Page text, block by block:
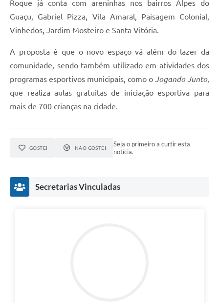
PPA - Plano Plurianual 2026 / 2029
Qualifica São Roque
Sala do Empreendedor - Licenciamento Municipal para MEI
SEBRAE Aqui
SIC
FAQ - Perguntas frequentes
Roque já conta com areninhas nos bairros Alpes do
Guaçu, Gabriel Pizza, Vila Amaral, Paisagem Colonial,
Vinhedos, Jardim Mosteiro e Santa Vitória.
A proposta é que o novo espaço vá além do lazer da
comunidade, sendo também utilizado em atividades dos
programas esportivos municipais, como o Jogando Junto,
que realiza aulas gratuitas de iniciação esportiva para
mais de 700 crianças na cidade.
GOSTEI NÃO GOSTEI
Seja o primeiro a curtir esta
notícia.
Secretarias Vinculadas